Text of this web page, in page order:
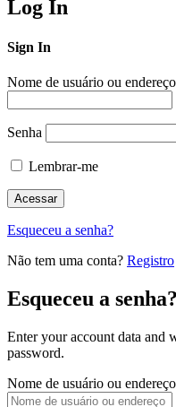
Log In
Sign In
Nome de usuário ou
Senha
Lembrar-me
Esqueceu a senha?
Não tem uma conta? Registro
Esqueceu a senha?
Enter your account data and
password.
Nome de usuário ou